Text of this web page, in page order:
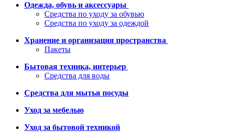
Одежда, обувь и аксессуары
Средства по уходу за обувью
Средства по уходу за одеждой
Хранение и организация пространства
Пакеты
Бытовая техника, интерьер
Средства для воды
Средства для мытья посуды
Уход за мебелью
Уход за бытовой техникой